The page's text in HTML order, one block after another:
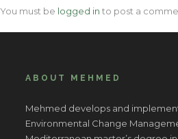
You must be logged in to post a
ABOUT MEHMED
Mehmed develops and
Environmental Change